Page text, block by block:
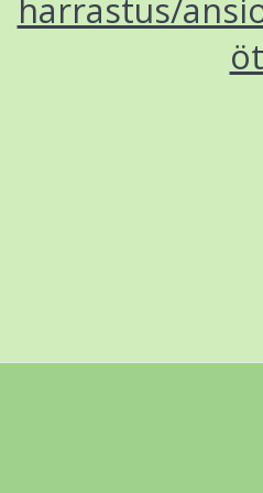
harrastus/
öt